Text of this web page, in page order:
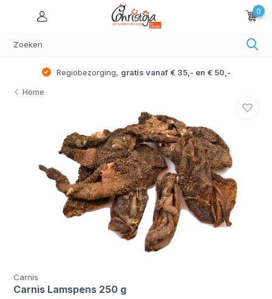
0
Regiobezorging, gratis vanaf € 35,- en € 50,-
Home
Carnis
Carnis Lamspens 250 g